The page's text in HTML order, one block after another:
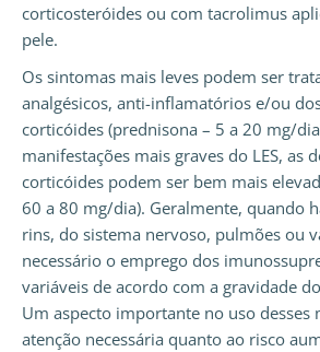
corticosteróides ou com tacrolimus
pele.
Os sintomas mais leves podem ser
analgésicos, anti-inflamatórios e/ou
corticóides (prednisona – 5 a 20 mg/
manifestações mais graves do LES, as
corticóides podem ser bem mais
60 a 80 mg/dia). Geralmente, quando
rins, do sistema nervoso, pulmões ou
necessário o emprego dos
variáveis de acordo com a gravidade
Um aspecto importante no uso desses
atenção necessária quanto ao risco